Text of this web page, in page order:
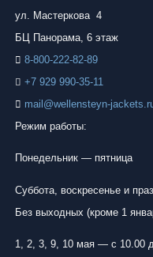
ул. Мастеркова 4
БЦ Панорама, 6 этаж
8-800-222-82-89
+7 929 990-35-11
mail@wellensteyn-
Режим работы:
Понедельник —
Суббота, воскресенье и
Без выходных (кроме 1
1, 2, 3, 9, 10 мая — с 10.00